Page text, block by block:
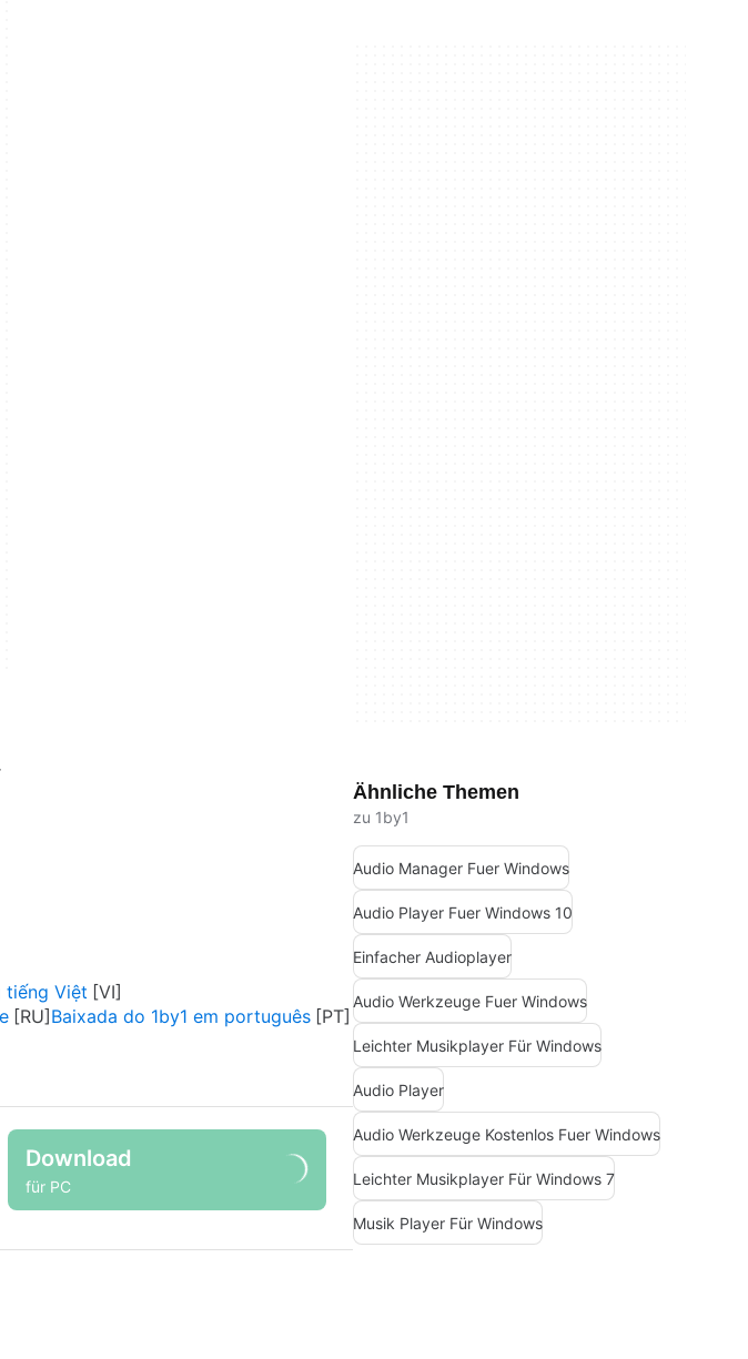
tiếng Việt
Baixada do 1by1 em português
Download
für PC
Ähnliche Themen
zu 1by1
Audio Manager Fuer Windows
Audio Player Fuer Windows 10
Einfacher Audioplayer
Audio Werkzeuge Fuer Windows
Leichter Musikplayer Für Windows
Audio Player
Audio Werkzeuge Kostenlos Fuer Windows
Leichter Musikplayer Für Windows 7
Musik Player Für Windows